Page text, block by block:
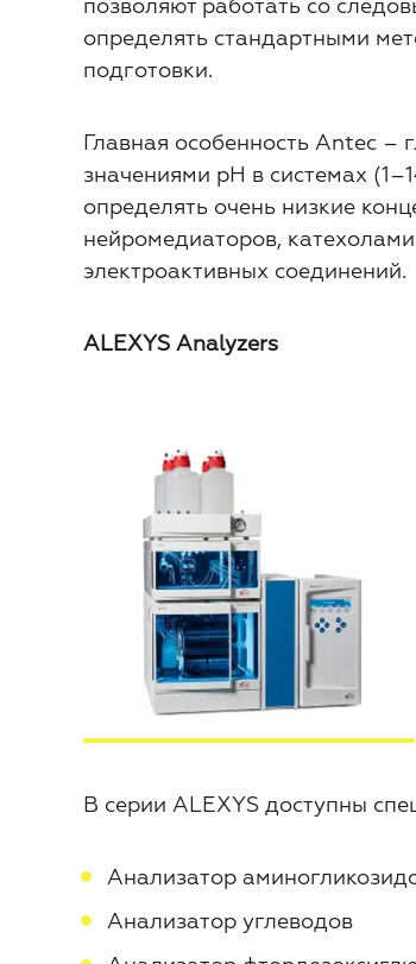
позволяют работать со
определять стандартными
подготовки.
Главная особенность Antec –
значениями рН в системах
определять очень низкие
нейромедиаторов,
электроактивных соединений.
ALEXYS Analyzers
В серии ALEXYS доступны
Анализатор
Анализатор углеводов